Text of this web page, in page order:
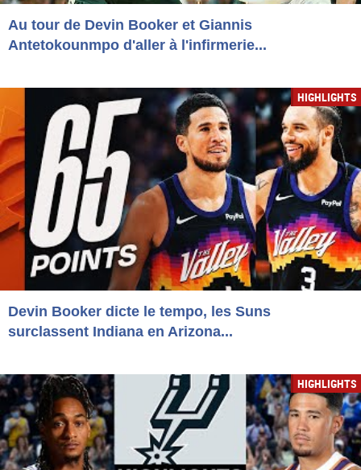
Au tour de Devin Booker et Giannis
Antetokounmpo d'aller à l'infirmerie...
HIGHLIGHTS
Devin Booker dicte le tempo, les Suns
surclassent Indiana en Arizona...
HIGHLIGHTS